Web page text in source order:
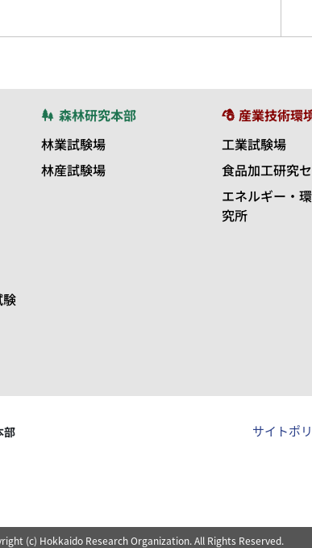
森林研究本部
林業試験場
林産試験場
産業技術環
工業試験場
食品加工研究
エネルギー・
究所
部 サイトポ
(c) Hokkaido Research Organization. All Rights Reserved.